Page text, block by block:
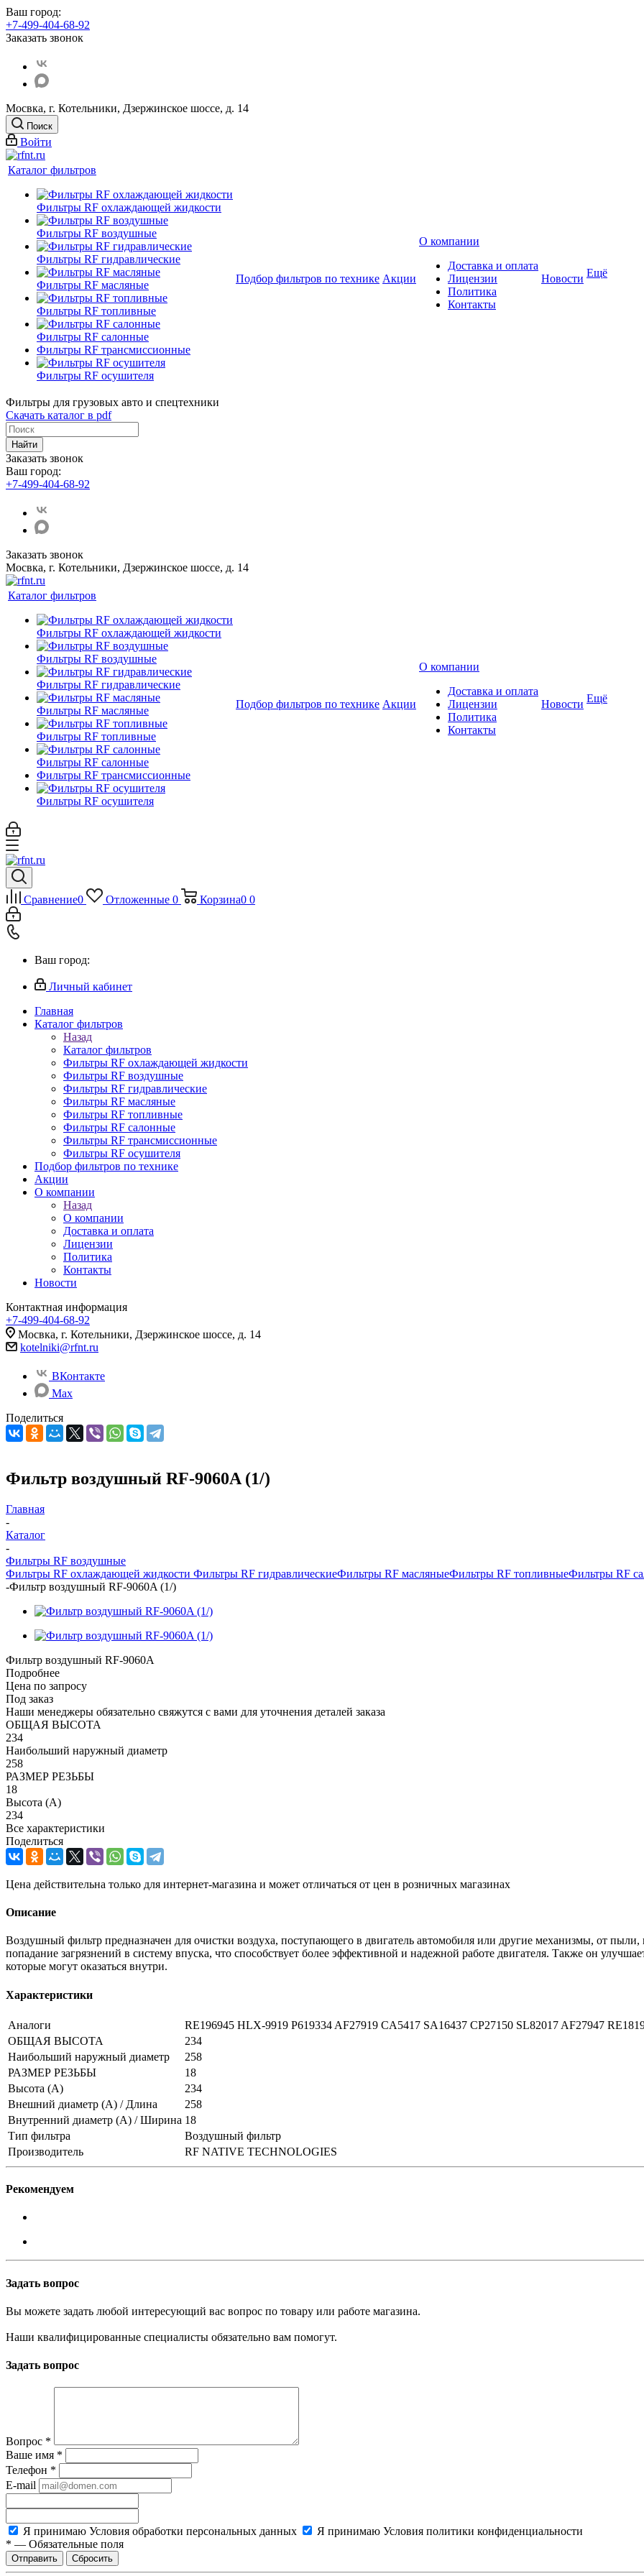
Ваш город:
+7-499-404-68-92
Заказать звонок
Мосвка, г. Котельники, Дзержинское шоссе, д. 14
Поиск
Войти
Каталог фильтров
Фильтры RF охлаждающей жидкости
Фильтры RF воздушные
Фильтры RF гидравлические
Фильтры RF масляные
Фильтры RF топливные
Фильтры RF салонные
Фильтры RF трансмиссионные
Фильтры RF осушителя
Подбор фильтров по технике Акции
О компании
Доставка и оплата
Лицензии
Политика
Контакты
Новости Ещё
Фильтры для грузовых авто и спецтехники
Скачать каталог в pdf
Найти
Заказать звонок
Ваш город:
+7-499-404-68-92
Заказать звонок
Мосвка, г. Котельники, Дзержинское шоссе, д. 14
Каталог фильтров
Фильтры RF охлаждающей жидкости
Фильтры RF воздушные
Фильтры RF гидравлические
Фильтры RF масляные
Фильтры RF топливные
Фильтры RF салонные
Фильтры RF трансмиссионные
Фильтры RF осушителя
Подбор фильтров по технике Акции
О компании
Доставка и оплата
Лицензии
Политика
Контакты
Новости Ещё
Сравнение0 Отложенные 0 Корзина0 0
Ваш город:
Личный кабинет
Главная
Каталог фильтров
Назад
Каталог фильтров
Фильтры RF охлаждающей жидкости
Фильтры RF воздушные
Фильтры RF гидравлические
Фильтры RF масляные
Фильтры RF топливные
Фильтры RF салонные
Фильтры RF трансмиссионные
Фильтры RF осушителя
Подбор фильтров по технике
Акции
О компании
Назад
О компании
Доставка и оплата
Лицензии
Политика
Контакты
Новости
Контактная информация
+7-499-404-68-92
Мосвка, г. Котельники, Дзержинское шоссе, д. 14
kotelniki@rfnt.ru
ВКонтакте
Max
Поделиться
Фильтр воздушный RF-9060A (1/)
Главная
-
Каталог
-
Фильтры RF воздушные
Фильтры RF охлаждающей жидкости Фильтры RF гидравлическиеФильтры RF масляныеФильтры RF топливныеФильтры RF
-Фильтр воздушный RF-9060A (1/)
Фильтр воздушный RF-9060A
Подробнее
Цена по запросу
Под заказ
Наши менеджеры обязательно свяжутся с вами для уточнения деталей заказа
ОБЩАЯ ВЫСОТА
234
Наибольший наружный диаметр
258
РАЗМЕР РЕЗЬБЫ
18
Высота (А)
234
Все характеристики
Поделиться
Цена действительна только для интернет-магазина и может отличаться от цен в розничных магазинах
Описание
Воздушный фильтр предназначен для очистки воздуха, поступающего в двигатель автомобиля или другие механизмы, от
попадание загрязнений в систему впуска, что способствует более эффективной и надежной работе двигателя. Также он
которые могут оказаться внутри.
Характеристики
Аналоги
RE196945 HLX-9919 P619334 AF27919 CA5417 SA16437 CP27150 SL82017 AF27947
ОБЩАЯ ВЫСОТА
234
Наибольший наружный диаметр
258
РАЗМЕР РЕЗЬБЫ
18
Высота (А)
234
Внешний диаметр (А) / Длина
258
Внутренний диаметр (А) / Ширина 18
Тип фильтра
Воздушный фильтр
Производитель
RF NATIVE TECHNOLOGIES
Рекомендуем
Задать вопрос
Вы можете задать любой интересующий вас вопрос по товару или работе магазина.
Наши квалифицированные специалисты обязательно вам помогут.
Задать вопрос
Вопрос *
Ваше имя *
Телефон *
E-mail
Я принимаю Условия обработки персональных данных Я принимаю Условия политики конфиденциальности
* — Обязательные поля
Сбросить